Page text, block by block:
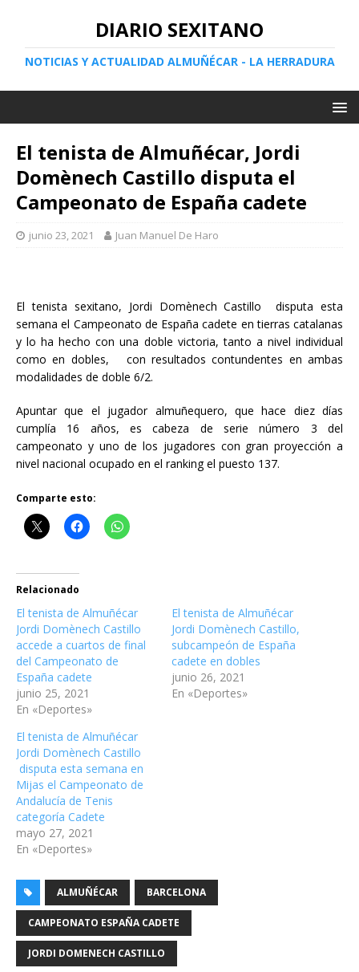
DIARIO SEXITANO
NOTICIAS Y ACTUALIDAD ALMUÑÉCAR - LA HERRADURA
El tenista de Almuñécar, Jordi
Domènech Castillo disputa el
Campeonato de España cadete
junio 23, 2021 Juan Manuel De Haro
El tenista sexitano, Jordi Domènech Castillo disputa esta
semana el Campeonato de España cadete en tierras catalanas
y lo ha hecho con una doble victoria, tanto a nivel individual
como en dobles, con resultados contundentes en ambas
modalidades de doble 6/2.
Apuntar que el jugador almuñequero, que hace diez días
cumplía 16 años, es cabeza de serie número 3 del
campeonato y uno de los jugadores con gran proyección a
nivel nacional ocupado en el ranking el puesto 137.
Comparte esto:
Relacionado
El tenista de Almuñécar
Jordi Domènech Castillo
accede a cuartos de final
del Campeonato de
España cadete
junio 25, 2021
En «Deportes»
El tenista de Almuñécar
Jordi Domènech Castillo,
subcampeón de España
cadete en dobles
junio 26, 2021
En «Deportes»
El tenista de Almuñécar
Jordi Domènech Castillo
disputa esta semana en
Mijas el Campeonato de
Andalucía de Tenis
categoría Cadete
mayo 27, 2021
En «Deportes»
ALMUÑÉCAR BARCELONA
CAMPEONATO ESPAÑA CADETE
JORDI DOMENECH CASTILLO